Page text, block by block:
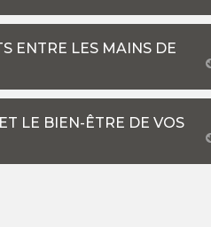
ENTRE LES MAINS DE
LE BIEN-ÊTRE DE VOS